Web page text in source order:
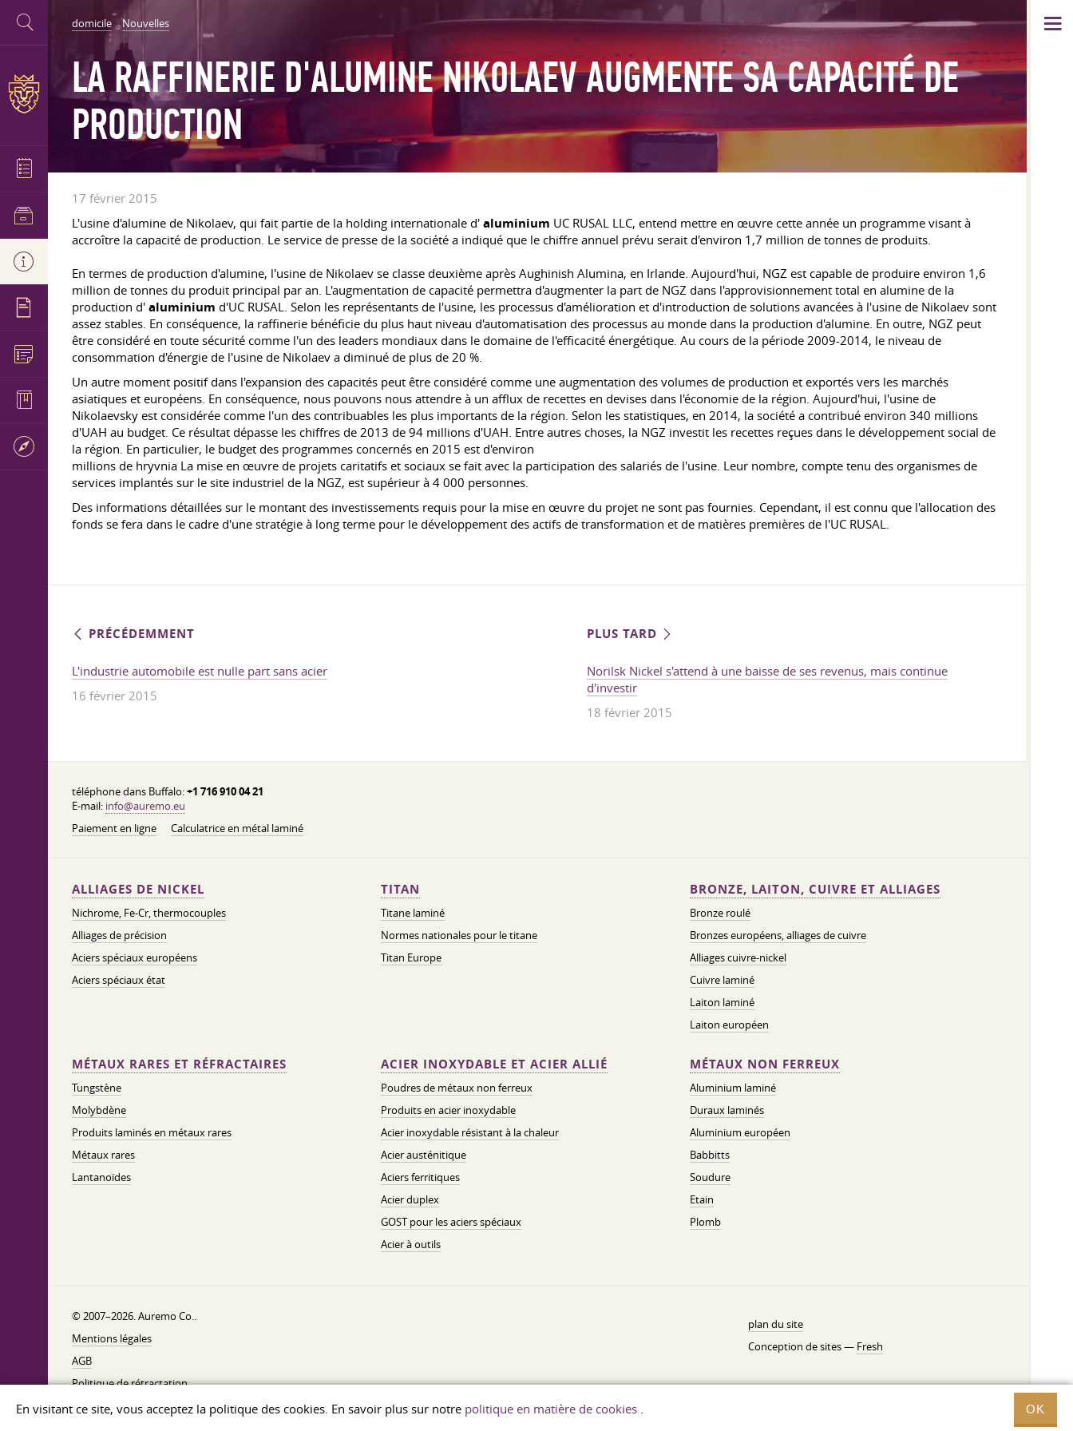
En visitant ce site, vous acceptez la politique des cookies. En savoir plus sur notre politique en matière de cookies . OK
domicile Nouvelles
LA RAFFINERIE D'ALUMINE NIKOLAEV AUGMENTE SA CAPACITÉ DE
PRODUCTION
17 février 2015
L'usine d'alumine de Nikolaev, qui fait partie de la holding internationale d' aluminium UC RUSAL LLC, entend mettre en œuvre cette année un programme visant à
accroître la capacité de production. Le service de presse de la société a indiqué que le chiffre annuel prévu serait d'environ 1,7 million de tonnes de produits.
En termes de production d'alumine, l'usine de Nikolaev se classe deuxième après Aughinish Alumina, en Irlande. Aujourd'hui, NGZ est capable de produire environ 1,6
million de tonnes du produit principal par an. L'augmentation de capacité permettra d'augmenter la part de NGZ dans l'approvisionnement total en alumine de la
production d' aluminium d'UC RUSAL. Selon les représentants de l'usine, les processus d'amélioration et d'introduction de solutions avancées à l'usine de Nikolaev sont
assez stables. En conséquence, la raffinerie bénéficie du plus haut niveau d'automatisation des processus au monde dans la production d'alumine. En outre, NGZ peut
être considéré en toute sécurité comme l'un des leaders mondiaux dans le domaine de l'efficacité énergétique. Au cours de la période 2009-2014, le niveau de
consommation d'énergie de l'usine de Nikolaev a diminué de plus de 20 %.
Un autre moment positif dans l'expansion des capacités peut être considéré comme une augmentation des volumes de production et exportés vers les marchés
asiatiques et européens. En conséquence, nous pouvons nous attendre à un afflux de recettes en devises dans l'économie de la région. Aujourd'hui, l'usine de
Nikolaevsky est considérée comme l'un des contribuables les plus importants de la région. Selon les statistiques, en 2014, la société a contribué environ 340 millions
d'UAH au budget. Ce résultat dépasse les chiffres de 2013 de 94 millions d'UAH. Entre autres choses, la NGZ investit les recettes reçues dans le développement social de
la région. En particulier, le budget des programmes concernés en 2015 est d'environ
millions de hryvnia La mise en œuvre de projets caritatifs et sociaux se fait avec la participation des salariés de l'usine. Leur nombre, compte tenu des organismes de
services implantés sur le site industriel de la NGZ, est supérieur à 4 000 personnes.
Des informations détaillées sur le montant des investissements requis pour la mise en œuvre du projet ne sont pas fournies. Cependant, il est connu que l'allocation des
fonds se fera dans le cadre d'une stratégie à long terme pour le développement des actifs de transformation et de matières premières de l'UC RUSAL.
PRÉCÉDEMMENT
L'industrie automobile est nulle part sans acier
16 février 2015
PLUS TARD
Norilsk Nickel s'attend à une baisse de ses revenus, mais continue
d'investir
18 février 2015
téléphone dans Buffalo:+1 716 910 04 21
E-mail: info@auremo.eu
Paiement en ligne
Calculatrice en métal laminé
ALLIAGES DE NICKEL
Nichrome, Fe-Cr, thermocouples
Alliages de précision
Aciers spéciaux européens
Aciers spéciaux état
TITAN
Titane laminé
Normes nationales pour le titane
Titan Europe
BRONZE, LAITON, CUIVRE ET ALLIAGES
Bronze roulé
Bronzes européens, alliages de cuivre
Alliages cuivre-nickel
Cuivre laminé
Laiton laminé
Laiton européen
MÉTAUX RARES ET RÉFRACTAIRES
Tungstène
Molybdène
Produits laminés en métaux rares
Métaux rares
Lantanoïdes
ACIER INOXYDABLE ET ACIER ALLIÉ
Poudres de métaux non ferreux
Produits en acier inoxydable
Acier inoxydable résistant à la chaleur
Acier austénitique
Aciers ferritiques
Acier duplex
GOST pour les aciers spéciaux
Acier à outils
MÉTAUX NON FERREUX
Aluminium laminé
Duraux laminés
Aluminium européen
Babbitts
Soudure
Etain
Plomb
© 2007–2026. Auremo Co..
Mentions légales
AGB
Politique de rétractation
Politique de confidentialité
plan du site
Conception de sites — Fresh